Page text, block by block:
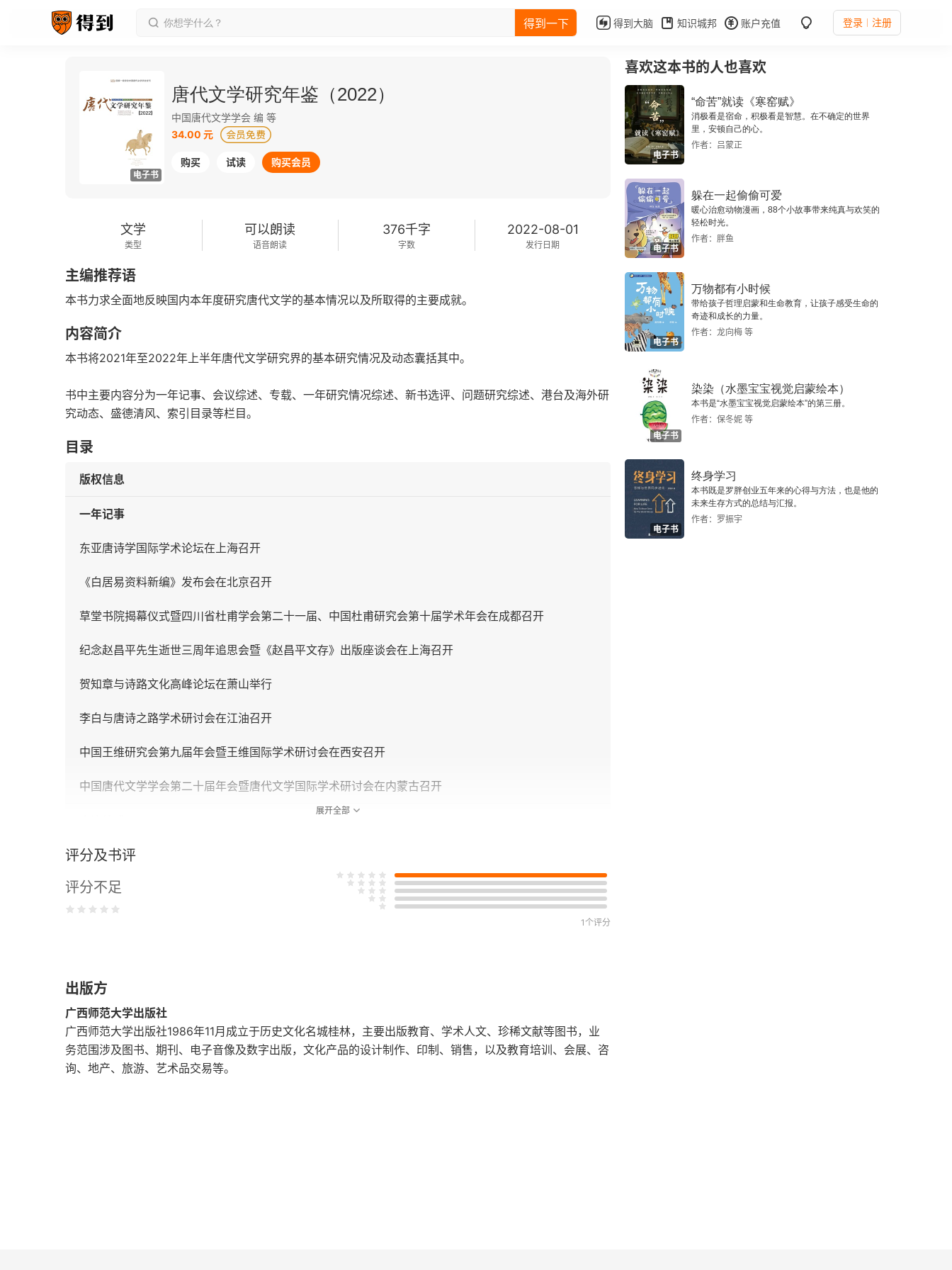
得到一下 得到大脑 知识城邦 账户充值 登录 注册
电子书
唐代文学研究年鉴（2022）
中国唐代文学学会 编 等
34.00 元
购买 试读 购买会员
文学
类型
可以朗读
语音朗读
376千字
字数
2022-08-01
发行日期
主编推荐语
本书力求全面地反映国内本年度研究唐代文学的基本情况以及所取得的主要成就。
内容简介
本书将2021年至2022年上半年唐代文学研究界的基本研究情况及动态囊括其中。
书中主要内容分为一年记事、会议综述、专载、一年研究情况综述、新书选评、问题研究综述、港台及海外研
究动态、盛德清风、索引目录等栏目。
目录
版权信息
一年记事
东亚唐诗学国际学术论坛在上海召开
《白居易资料新编》发布会在北京召开
草堂书院揭幕仪式暨四川省杜甫学会第二十一届、中国杜甫研究会第十届学术年会在成都召开
纪念赵昌平先生逝世三周年追思会暨《赵昌平文存》出版座谈会在上海召开
贺知章与诗路文化高峰论坛在萧山举行
李白与唐诗之路学术研讨会在江油召开
中国王维研究会第九届年会暨王维国际学术研讨会在西安召开
中国唐代文学学会第二十届年会暨唐代文学国际学术研讨会在内蒙古召开
东亚唐诗学国际学术论坛综述
草堂书院揭幕仪式暨四川省杜甫学会第二十一届、中国杜甫研究会第十届学术年会综述
专载
中国唐代文学学会第二十届年会暨唐代文学国际学术研讨会综述
中国唐代文学学会第二十届年会暨唐代文学国际学术研讨会开幕辞
展开全部
评分及书评
评分不足
1个评分
出版方
广西师范大学出版社
广西师范大学出版社1986年11月成立于历史文化名城桂林，主要出版教育、学术人文、珍稀文献等图书，业
务范围涉及图书、期刊、电子音像及数字出版，文化产品的设计制作、印制、销售，以及教育培训、会展、咨
询、地产、旅游、艺术品交易等。
喜欢这本书的人也喜欢
电子书
“命苦”就读《寒窑赋》
消极看是宿命，积极看是智慧。在不确定的世界
里，安顿自己的心。
作者：吕蒙正
电子书
躲在一起偷偷可爱
暖心治愈动物漫画，88个小故事带来纯真与欢笑的
轻松时光。
作者：胖鱼
电子书
万物都有小时候
带给孩子哲理启蒙和生命教育，让孩子感受生命的
奇迹和成长的力量。
作者：龙向梅 等
电子书
染染（水墨宝宝视觉启蒙绘本）
本书是“水墨宝宝视觉启蒙绘本”的第三册。
作者：保冬妮 等
电子书
终身学习
本书既是罗胖创业五年来的心得与方法，也是他的
未来生存方式的总结与汇报。
作者：罗振宇